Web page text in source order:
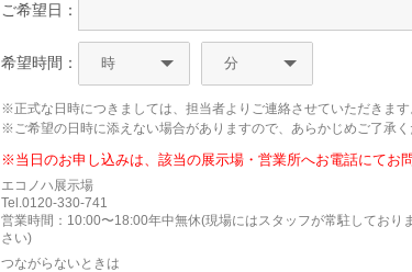
ご希望日：
希望時間：
※正式な日時につきましては、担当者よりご連絡させていただきます
※ご希望の日時に添えない場合がありますので、あらかじめご了承く
※当日のお申し込みは、該当の展示場・営業所へお電話にてお
エコノハ展示場
Tel.0120-330-741
営業時間：10:00〜18:00年中無休(現場にはスタッフが常駐しており
さい)
つながらないときは